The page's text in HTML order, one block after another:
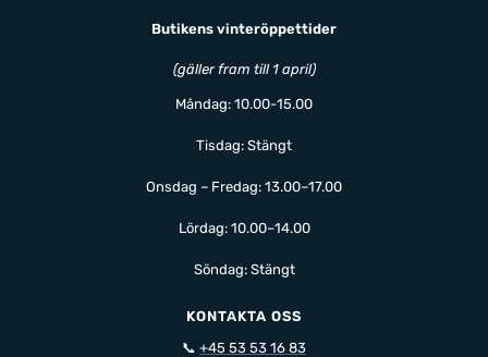
Butikens vinteröppettider
(gäller fram till 1 april)
Måndag: 10.00-15.00
Tisdag: Stängt
Onsdag – Fredag: 13.00–17.00
Lördag: 10.00–14.00
Söndag: Stängt
KONTAKTA OSS
📞 +45 53 53 16 83